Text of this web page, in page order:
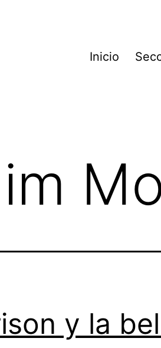
Inicio
y la